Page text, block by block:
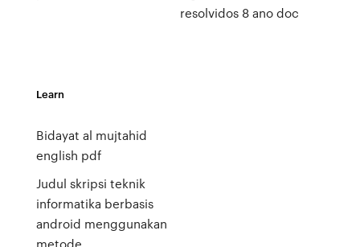
resolvidos 8 ano doc
Learn
Bidayat al mujtahid
english pdf
Judul skripsi teknik
informatika berbasis
android menggunakan
metode